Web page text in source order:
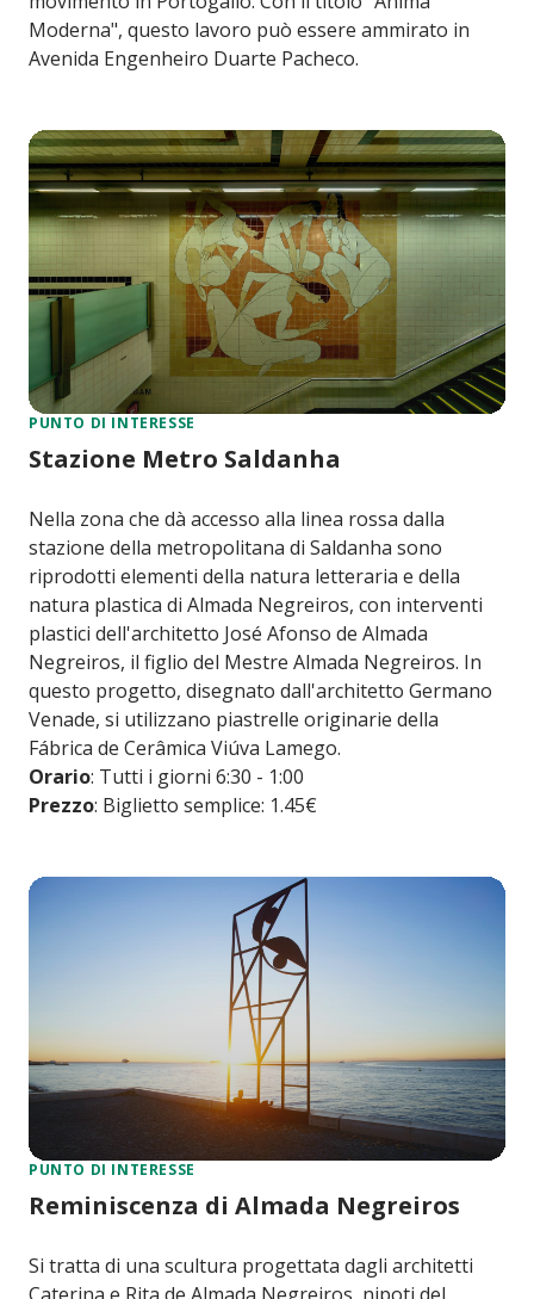
Moderna", questo lavoro può essere ammirato in
Avenida Engenheiro Duarte Pacheco.
PUNTO DI INTERESSE
Stazione Metro Saldanha
Nella zona che dà accesso alla linea rossa dalla
stazione della metropolitana di Saldanha sono
riprodotti elementi della natura letteraria e della
natura plastica di Almada Negreiros, con interventi
plastici dell'architetto José Afonso de Almada
Negreiros, il figlio del Mestre Almada Negreiros. In
questo progetto, disegnato dall'architetto Germano
Venade, si utilizzano piastrelle originarie della
Fábrica de Cerâmica Viúva Lamego.
Orario: Tutti i giorni 6:30 - 1:00
Prezzo: Biglietto semplice: 1.45€
PUNTO DI INTERESSE
Reminiscenza di Almada Negreiros
Si tratta di una scultura progettata dagli architetti
Caterina e Rita de Almada Negreiros, nipoti del